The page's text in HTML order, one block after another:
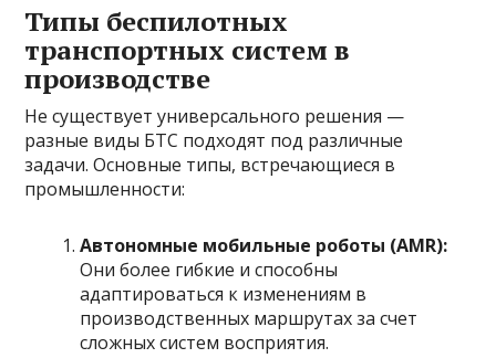
Типы беспилотных
транспортных систем в
производстве
Не существует универсального решения —
разные виды БТС подходят под различные
задачи. Основные типы, встречающиеся в
промышленности:
Автономные мобильные роботы (AMR):
Они более гибкие и способны
адаптироваться к изменениям в
производственных маршрутах за счет
сложных систем восприятия.